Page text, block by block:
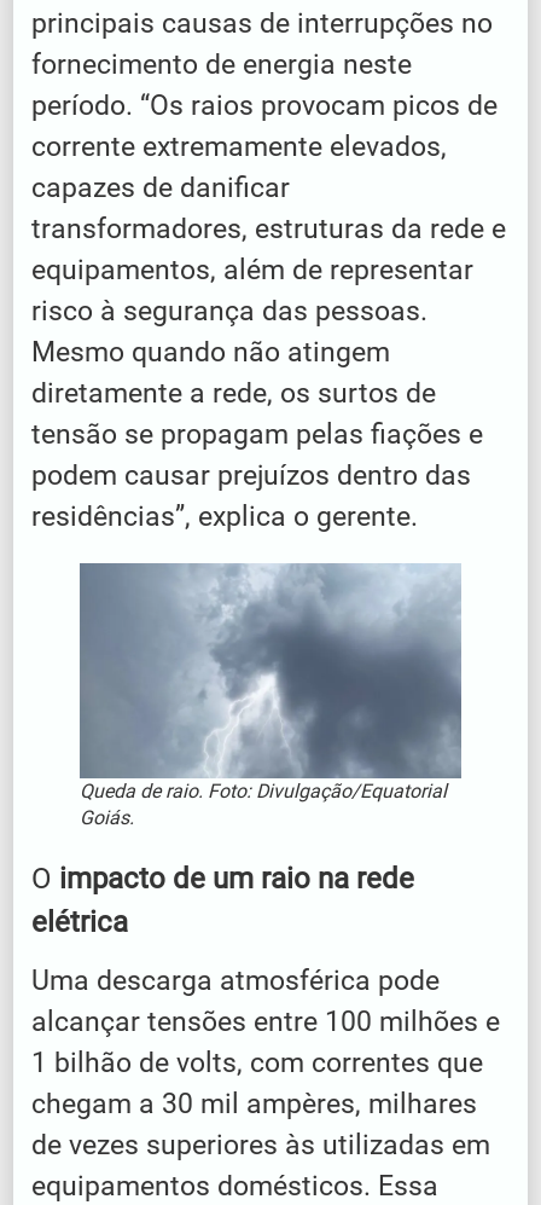
principais causas de interrupções no
fornecimento de energia neste
período. “Os raios provocam picos de
corrente extremamente elevados,
capazes de danificar
transformadores, estruturas da rede e
equipamentos, além de representar
risco à segurança das pessoas.
Mesmo quando não atingem
diretamente a rede, os surtos de
tensão se propagam pelas fiações e
podem causar prejuízos dentro das
residências”, explica o gerente.
Queda de raio. Foto: Divulgação/Equatorial
Goiás.
O impacto de um raio na rede
elétrica
Uma descarga atmosférica pode
alcançar tensões entre 100 milhões e
1 bilhão de volts, com correntes que
chegam a 30 mil ampères, milhares
de vezes superiores às utilizadas em
equipamentos domésticos. Essa